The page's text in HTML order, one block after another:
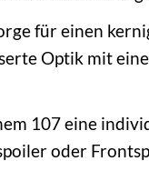
für einen
Optik mit
107 eine
oder